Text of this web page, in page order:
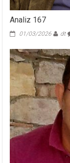
Analiz 167
01/03/2026 dt